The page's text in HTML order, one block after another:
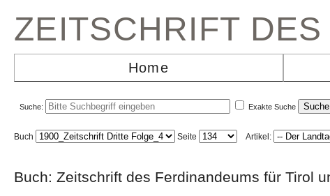
ZEITSCHRIFT
Home
Suche: Exakte Suche
Buch Seite Artikel:
Buch: Zeitschrift des Ferdinandeums für